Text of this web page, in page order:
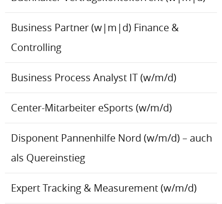
Business Partner (w|m|d) Finance &
Controlling
Business Process Analyst IT (w/m/d)
Center-Mitarbeiter eSports (w/m/d)
Disponent Pannenhilfe Nord (w/m/d) – auch
als Quereinstieg
Expert Tracking & Measurement (w/m/d)